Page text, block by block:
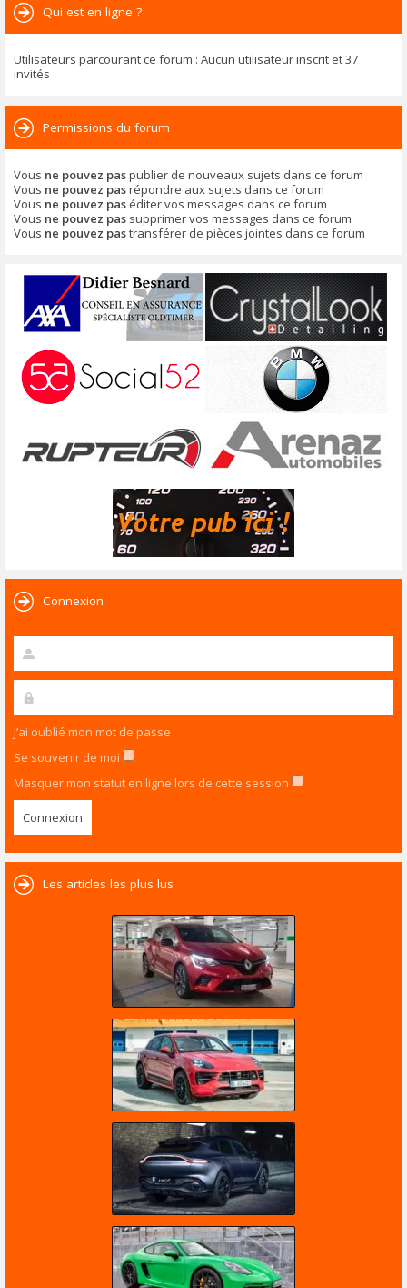
Qui est en ligne ?
Utilisateurs parcourant ce forum : Aucun utilisateur inscrit et 37
invités
Permissions du forum
Vous ne pouvez paspublier de nouveaux sujets dans ce forum
Vous ne pouvez pasrépondre aux sujets dans ce forum
Vous ne pouvez pas éditer vos messages dans ce forum
Vous ne pouvez pas supprimer vos messages dans ce forum
Vous ne pouvez pastransférer de pièces jointes dans ce forum
Connexion
J’ai oublié mon mot de passe
Se souvenir de moi
Masquer mon statut en ligne lors de cette session
Les articles les plus lus